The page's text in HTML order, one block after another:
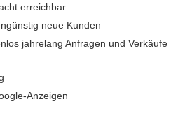
erreichbar
neue Kunden
jahrelang Anfragen und Verkäufe
Anzeigen